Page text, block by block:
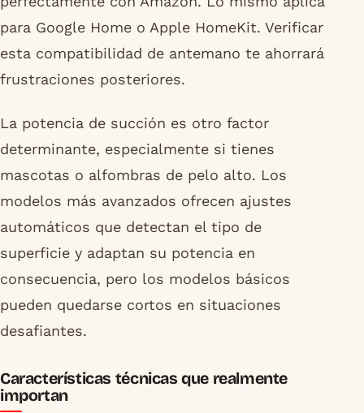
para Google Home o Apple HomeKit. Verificar
esta compatibilidad de antemano te ahorrará
frustraciones posteriores.
La potencia de succión es otro factor
determinante, especialmente si tienes
mascotas o alfombras de pelo alto. Los
modelos más avanzados ofrecen ajustes
automáticos que detectan el tipo de
superficie y adaptan su potencia en
consecuencia, pero los modelos básicos
pueden quedarse cortos en situaciones
desafiantes.
Características técnicas que realmente
importan